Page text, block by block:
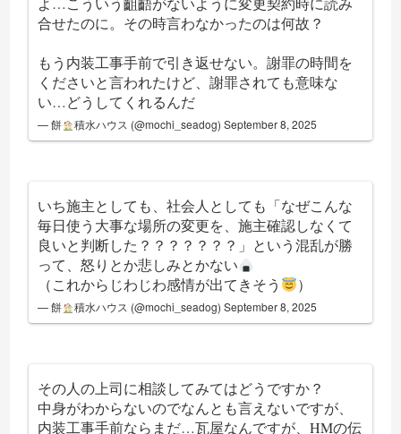
合せたのに。その時言わなかったのは何故？
もう内装工事手前で引き返せない。謝罪の時間を
くださいと言われたけど、謝罪されても意味な
い…どうしてくれるんだ
— 餅 積水ハウス (@mochi_seadog) September 8, 2025
いち施主としても、社会人としても「なぜこんな
毎日使う大事な場所の変更を、施主確認しなくて
良いと判断した？？？？？？？」という混乱が勝
って、怒りとか悲しみとかない
（これからじわじわ感情が出てきそう
）
— 餅 積水ハウス (@mochi_seadog) September 8, 2025
その人の上司に相談してみてはどうですか？
中身がわからないのでなんとも言えないですが、
内装工事手前ならまだ…瓦屋なんですが、HMの伝